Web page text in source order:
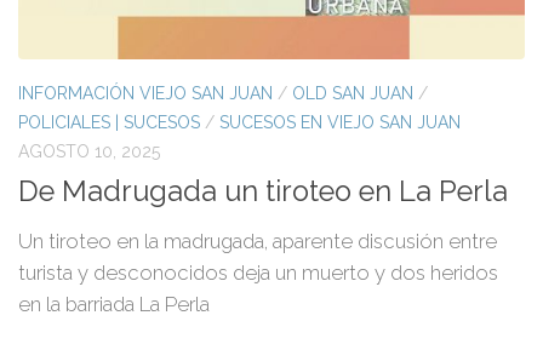
INFORMACIÓN VIEJO SAN JUAN / OLD SAN JUAN /
POLICIALES | SUCESOS / SUCESOS EN VIEJO SAN JUAN
AGOSTO 10, 2025
De Madrugada un tiroteo en La Perla
Un tiroteo en la madrugada, aparente discusión entre
turista y desconocidos deja un muerto y dos heridos
en la barriada La Perla